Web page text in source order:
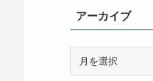
ーアーカイブ